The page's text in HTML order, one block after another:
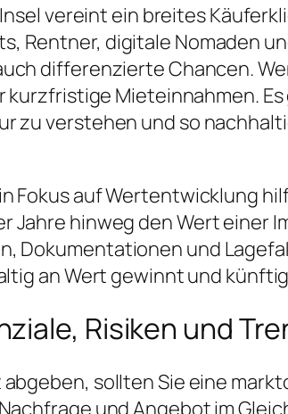
vereint ein breites
Rentner, digitale Nomaden
differenzierte Chancen.
Mieteinnahmen.
zu verstehen und so
Fokus auf Wertentwicklung
Jahre hinweg den Wert einer
Dokumentationen und
an Wert gewinnt und
Risiken und
sollten Sie eine
und Angebot im